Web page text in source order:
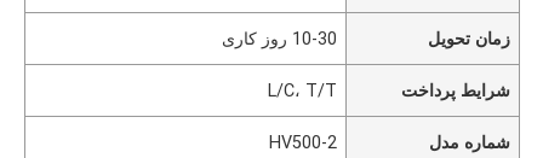
زمان تحویل 10-30 روز کاری
شرایط پرداخت L/C، T/T
شماره مدل HV500-2